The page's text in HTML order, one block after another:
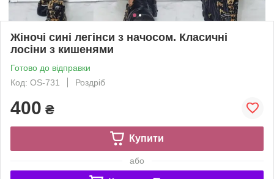
Жіночі сині легінси з начосом. Класичні
лосіни з кишенями
Готово до відправки
Код: OS-731
Роздріб
400 ₴
Купити
або